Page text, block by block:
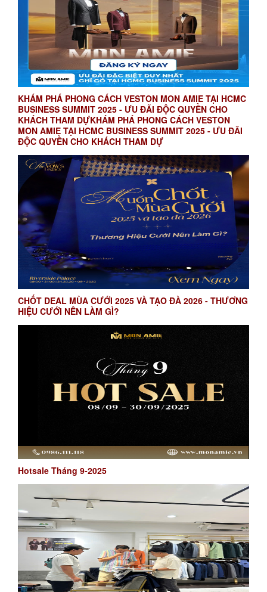
KHÁM PHÁ PHONG CÁCH VESTON MON AMIE TẠI HCMC
BUSINESS SUMMIT 2025 - ƯU ĐÃI ĐỘC QUYỀN CHO
KHÁCH THAM DỰKHÁM PHÁ PHONG CÁCH VESTON
MON AMIE TẠI HCMC BUSINESS SUMMIT 2025 - ƯU ĐÃI
ĐỘC QUYỀN CHO KHÁCH THAM DỰ
CHỐT DEAL MÙA CƯỚI 2025 VÀ TẠO ĐÀ 2026 - THƯƠNG
HIỆU CƯỚI NÊN LÀM GÌ?
Hotsale Tháng 9-2025